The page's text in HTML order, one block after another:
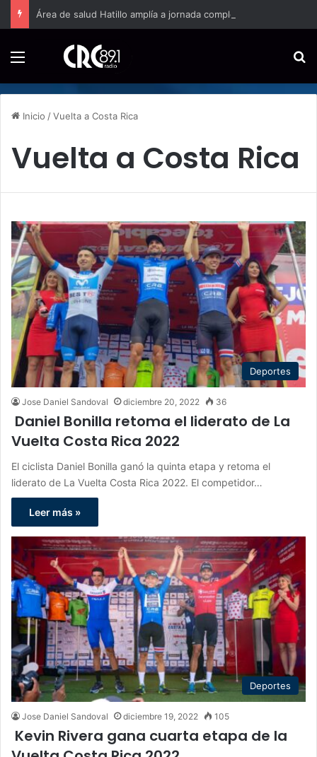
Inicio /Vuelta a Costa Rica
Vuelta a Costa Rica
Deportes
Jose Daniel Sandoval diciembre 20, 2022 36
Daniel Bonilla retoma el liderato de La
Vuelta Costa Rica 2022
El ciclista Daniel Bonilla ganó la quinta etapa y retoma el
liderato de La Vuelta Costa Rica 2022. El competidor…
Leer más »
Deportes
Jose Daniel Sandoval diciembre 19, 2022 105
Kevin Rivera gana cuarta etapa de la